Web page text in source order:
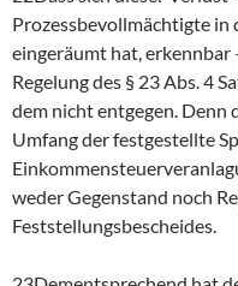
Prozessbevollmächtigte
eingeräumt hat, erkennbar
Regelung des § 23 Abs. 4
dem nicht entgegen. Denn
Umfang der festgestellte
weder Gegenstand noch
Feststellungsbescheides.